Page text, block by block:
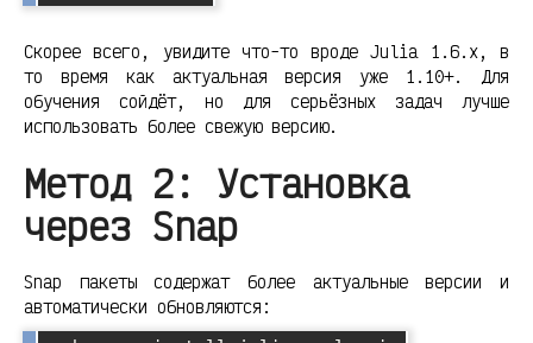
Скорее всего, увидите что-то вроде Julia 1.6.x, в
то время как актуальная версия уже 1.10+. Для
обучения сойдёт, но для серьёзных задач лучше
использовать более свежую версию.
Метод 2: Установка
через Snap
Snap пакеты содержат более актуальные версии и
автоматически обновляются: